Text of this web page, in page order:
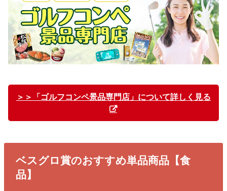
＞＞「ゴルフコンペ景品専門店」について詳しく見る
ベスグロ賞のおすすめ単品商品【食
品】